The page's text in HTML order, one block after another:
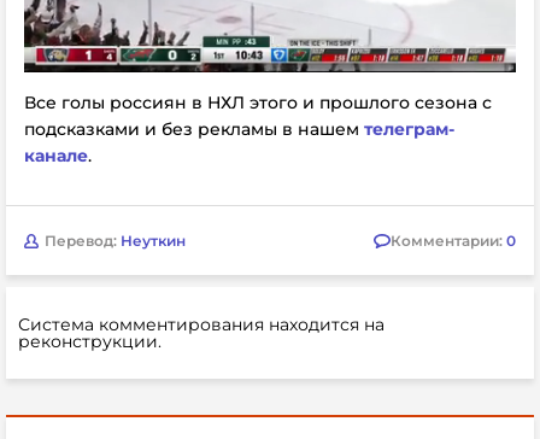
Все голы россиян в НХЛ этого и прошлого сезона с
подсказками и без рекламы в нашем телеграм-
канале.
Перевод: Неуткин Комментарии: 0
Система комментирования находится на
реконструкции.